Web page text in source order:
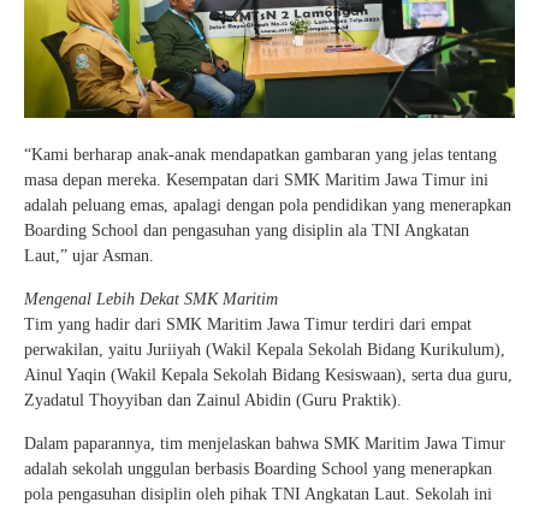
“Kami berharap anak-anak mendapatkan gambaran yang jelas tentang
masa depan mereka. Kesempatan dari SMK Maritim Jawa Timur ini
adalah peluang emas, apalagi dengan pola pendidikan yang menerapkan
Boarding School dan pengasuhan yang disiplin ala TNI Angkatan
Laut,” ujar Asman.
Mengenal Lebih Dekat SMK Maritim
Tim yang hadir dari SMK Maritim Jawa Timur terdiri dari empat
perwakilan, yaitu Juriiyah (Wakil Kepala Sekolah Bidang Kurikulum),
Ainul Yaqin (Wakil Kepala Sekolah Bidang Kesiswaan), serta dua guru,
Zyadatul Thoyyiban dan Zainul Abidin (Guru Praktik).
Dalam paparannya, tim menjelaskan bahwa SMK Maritim Jawa Timur
adalah sekolah unggulan berbasis Boarding School yang menerapkan
pola pengasuhan disiplin oleh pihak TNI Angkatan Laut. Sekolah ini